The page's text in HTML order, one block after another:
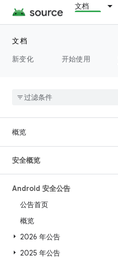
文档
文档
新变化
开始使用
概览
安全概览
Android 安全公告
公告首页
概览
2026 年公告
2025 年公告